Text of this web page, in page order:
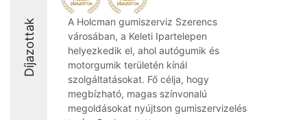
Díjazottak
A Holcman gumiszerviz Szerencs
városában, a Keleti Ipartelepen
helyezkedik el, ahol autógumik és
motorgumik területén kínál
szolgáltatásokat. Fő célja, hogy
megbízható, magas színvonalú
megoldásokat nyújtson gumiszervizelés